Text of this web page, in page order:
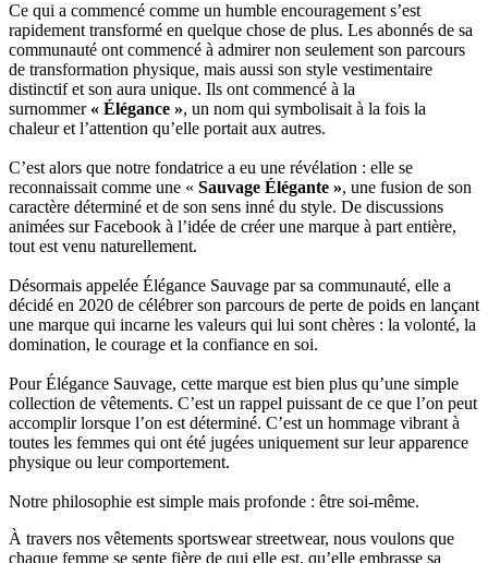
Ce qui a commencé comme un humble encouragement s’est
rapidement transformé en quelque chose de plus. Les abonnés de sa
communauté ont commencé à admirer non seulement son parcours
de transformation physique, mais aussi son style vestimentaire
distinctif et son aura unique. Ils ont commencé à la
surnommer « Élégance », un nom qui symbolisait à la fois la
chaleur et l’attention qu’elle portait aux autres.
C’est alors que notre fondatrice a eu une révélation : elle se
reconnaissait comme une « Sauvage Élégante », une fusion de son
caractère déterminé et de son sens inné du style. De discussions
animées sur Facebook à l’idée de créer une marque à part entière,
tout est venu naturellement.
Désormais appelée Élégance Sauvage par sa communauté, elle a
décidé en 2020 de célébrer son parcours de perte de poids en lançant
une marque qui incarne les valeurs qui lui sont chères : la volonté, la
domination, le courage et la confiance en soi.
Pour Élégance Sauvage, cette marque est bien plus qu’une simple
collection de vêtements. C’est un rappel puissant de ce que l’on peut
accomplir lorsque l’on est déterminé. C’est un hommage vibrant à
toutes les femmes qui ont été jugées uniquement sur leur apparence
physique ou leur comportement.
Notre philosophie est simple mais profonde : être soi-même.
À travers nos vêtements sportswear streetwear, nous voulons que
chaque femme se sente fière de qui elle est, qu’elle embrasse sa